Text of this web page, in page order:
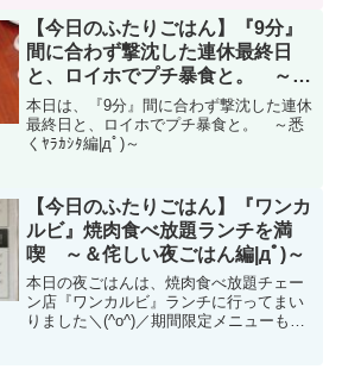
【今日のふたりごはん】『9分』
間に合わず撃沈した連休最終日
と、ロイホでプチ暴食と。 ～悉
くﾔﾗｶｼﾀ編|дﾟ)～
本日は、『9分』間に合わず撃沈した連休
最終日と、ロイホでプチ暴食と。 ～悉
くﾔﾗｶｼﾀ編|дﾟ)～
【今日のふたりごはん】『ワンカ
ルビ』焼肉食べ放題ランチを満
喫 ～＆侘しい夜ごはん編|дﾟ)～
本日の夜ごはんは、焼肉食べ放題チェー
ン店『ワンカルビ』ランチに行ってまい
りました＼(^o^)／期間限定メニューも頼